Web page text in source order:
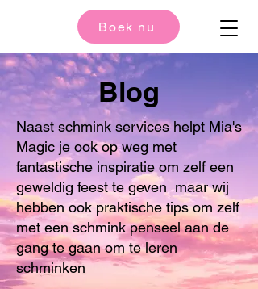
Boek nu
Blog
Naast schmink services helpt Mia's
Magic je ook op weg met
fantastische inspiratie om zelf een
geweldig feest te geven maar wij
hebben ook praktische tips om zelf
met een schmink penseel aan de
gang te gaan om te leren
schminken